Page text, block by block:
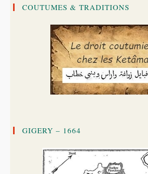
COUTUMES & TRADITIONS
GIGERY – 1664